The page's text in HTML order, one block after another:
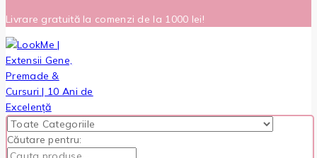
Livrare gratuită la comenzi de la 1000 lei!
Căutare pentru: